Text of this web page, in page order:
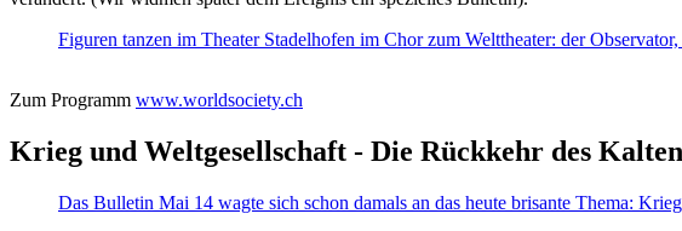
Figuren tanzen im Theater Stadelhofen im Chor zum Welttheater: der
Zum Programm www.worldsociety.ch
Krieg und Weltgesellschaft - Die Rückkehr des
Das Bulletin Mai 14 wagte sich schon damals an das heute brisante Thema: